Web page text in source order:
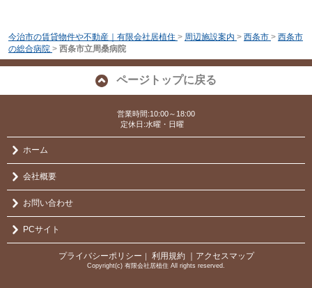
今治市の賃貸物件や不動産｜有限会社居植住 > 周辺施設案内 > 西条市 > 西条市
の総合病院 > 西条市立周桑病院
ページトップに戻る
営業時間:10:00～18:00
定休日:水曜・日曜
ホーム
会社概要
お問い合わせ
PCサイト
プライバシーポリシー ｜ 利用規約 ｜アクセスマップ
Copyright(c) 有限会社居植住 All rights reserved.